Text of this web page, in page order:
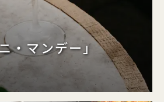
・マンデー」